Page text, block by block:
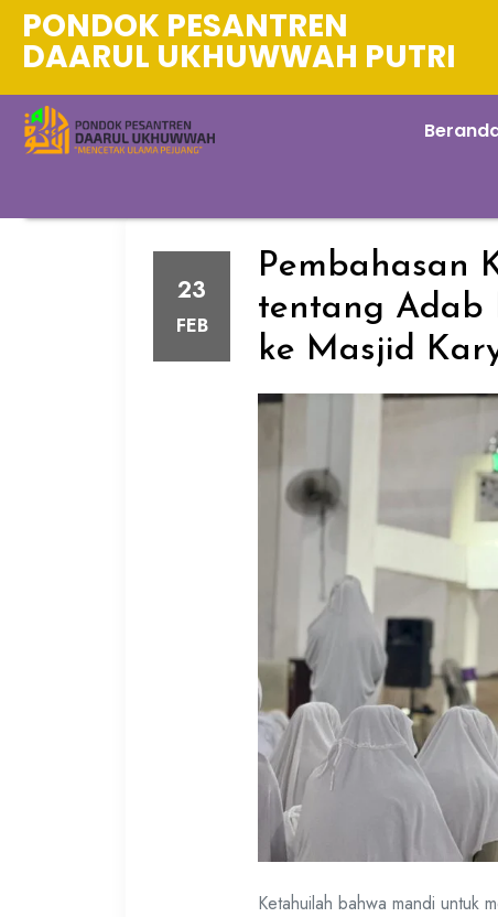
PONDOK PESANTREN
DAARUL UKHUWWAH PUTRI
23
FEB
Pembahasan
tentang Adab
ke Masjid
Ketahuilah bahwa mandi untuk